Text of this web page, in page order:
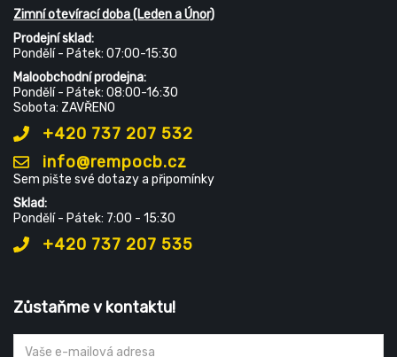
Zimní otevírací doba (Leden a Únor)
Prodejní sklad:
Pondělí - Pátek: 07:00-15:30
Maloobchodní prodejna:
Pondělí - Pátek: 08:00-16:30
Sobota: ZAVŘENO
+420 737 207 532
info@rempocb.cz
Sem pište své dotazy a připomínky
Sklad:
Pondělí - Pátek: 7:00 - 15:30
+420 737 207 535
Zůstaňme v kontaktu!